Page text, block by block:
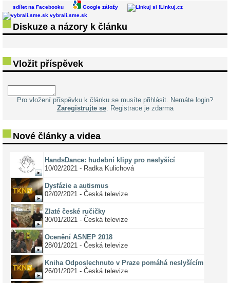
sdílet na Facebooku Google záložy
Linkuj.cz
vybrali.sme.sk
Diskuze a názory k článku
Vložit příspěvek
Pro vložení příspěvku k článku se musíte přihlásit. Nemáte login?
Zaregistrujte se. Registrace je zdarma
Nové články a videa
HandsDance: hudební klipy pro neslyšící
10/02/2021 - Radka Kulichová
Dysfázie a autismus
02/02/2021 - Česká televize
Zlaté české ručičky
30/01/2021 - Česká televize
Ocenění ASNEP 2018
28/01/2021 - Česká televize
Kniha Odposlechnuto v Praze pomáhá neslyšícím
26/01/2021 - Česká televize